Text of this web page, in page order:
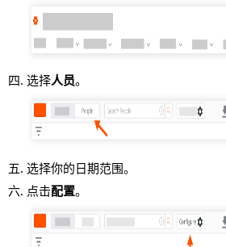
选择人员。
选择你的日期范围。
点击配置。